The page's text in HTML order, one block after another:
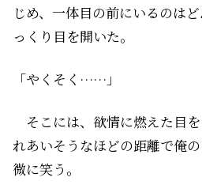
じめ、一体目の前にいるのは
っくり目を開いた。
「やくそく……」
そこには、欲情に燃えた目
れあいそうなほどの距離で俺
微に笑う。